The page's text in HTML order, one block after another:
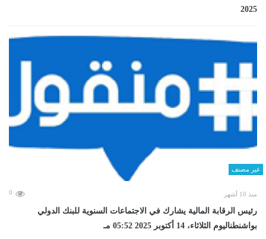
2025
غير مصنف
منذ 10 أشهر 0
رئيس الرقابة المالية يشارك في الاجتماعات السنوية للبنك الدولي
بواشنطناليوم الثلاثاء، 14 أكتوبر 2025 05:52 مـ